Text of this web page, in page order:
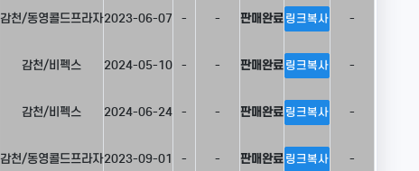
감천/동영콜드프라자2023-06-07 - - 판매완료 링크복사 -
감천/비펙스 2024-05-10 - - 판매완료 링크복사 -
감천/비펙스 2024-06-24 - - 판매완료 링크복사 -
감천/동영콜드프라자2023-09-01 - - 판매완료 링크복사 -